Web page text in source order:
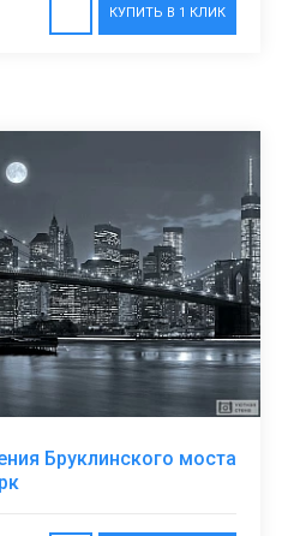
КУПИТЬ В 1 КЛИК
Бруклинского моста